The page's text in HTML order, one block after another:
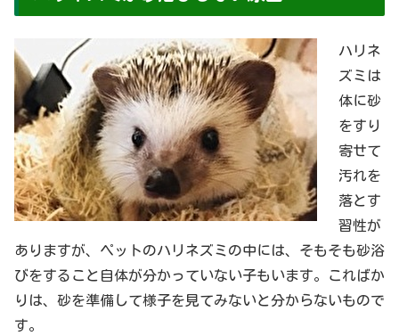
ハリネ
ズミは
体に砂
をすり
寄せて
汚れを
落とす
習性が
ありますが、ペットのハリネズミの中には、そもそも砂浴
びをすること自体が分かっていない子もいます。こればか
りは、砂を準備して様子を見てみないと分からないもので
す。